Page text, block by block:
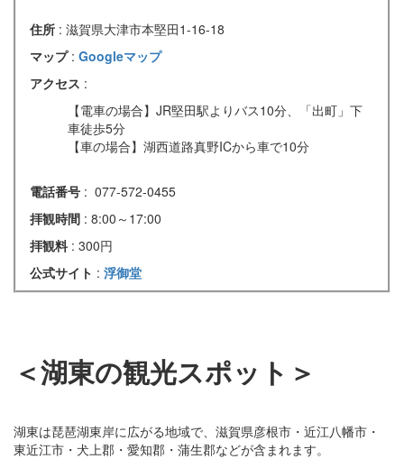
住所 : 滋賀県大津市本堅田1-16-18
マップ : Googleマップ
アクセス :
【電車の場合】JR堅田駅よりバス10分、「出町」下
車徒歩5分
【車の場合】湖西道路真野ICから車で10分
電話番号 : 077-572-0455
拝観時間 : 8:00～17:00
拝観料 : 300円
公式サイト : 浮御堂
＜湖東の観光スポット＞
湖東は琵琶湖東岸に広がる地域で、滋賀県彦根市・近江八幡市・
東近江市・犬上郡・愛知郡・蒲生郡などが含まれます。